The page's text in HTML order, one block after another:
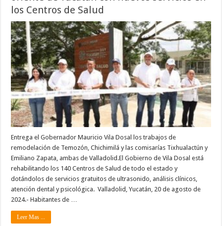
los Centros de Salud
Entrega el Gobernador Mauricio Vila Dosal los trabajos de
remodelación de Temozón, Chichimilá y las comisarías Tixhualactún y
Emiliano Zapata, ambas de Valladolid.El Gobierno de Vila Dosal está
rehabilitando los 140 Centros de Salud de todo el estado y
dotándolos de servicios gratuitos de ultrasonido, análisis clínicos,
atención dental y psicológica. Valladolid, Yucatán, 20 de agosto de
2024.- Habitantes de …
Leer Mas ...